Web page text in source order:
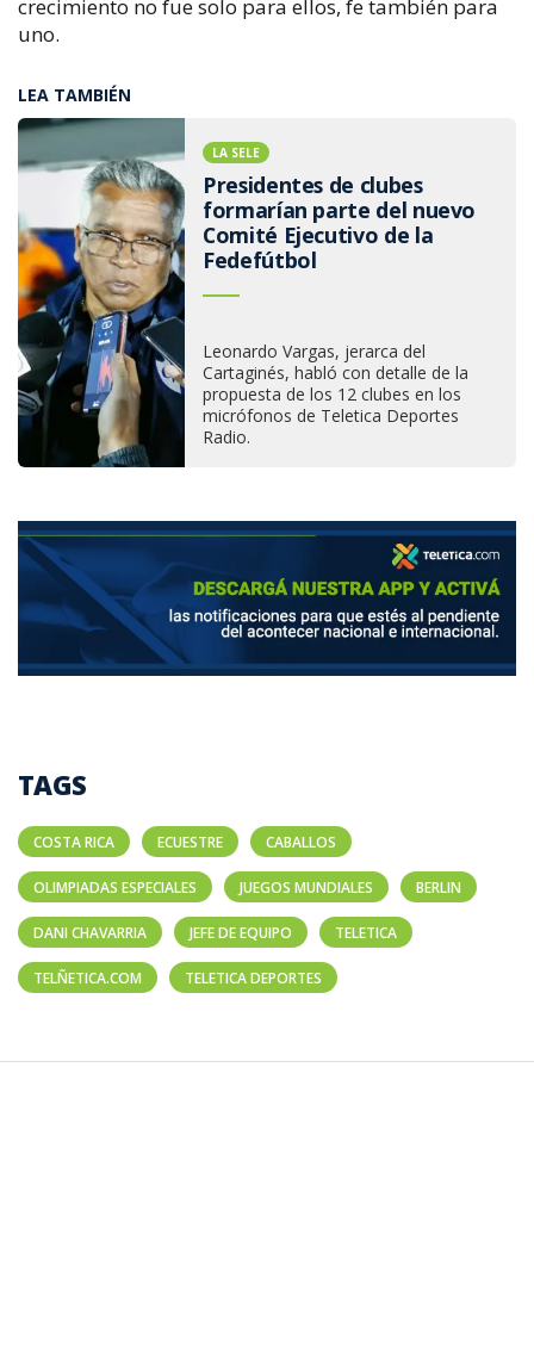
crecimiento no fue solo para ellos, fe también para
uno.
LEA TAMBIÉN
LA SELE
Presidentes de clubes
formarían parte del nuevo
Comité Ejecutivo de la
Fedefútbol
Leonardo Vargas, jerarca del
Cartaginés, habló con detalle de la
propuesta de los 12 clubes en los
micrófonos de Teletica Deportes
Radio.
TAGS
COSTA RICA ECUESTRE CABALLOS
OLIMPIADAS ESPECIALES JUEGOS MUNDIALES BERLIN
DANI CHAVARRIA JEFE DE EQUIPO TELETICA
TELÑETICA.COM TELETICA DEPORTES